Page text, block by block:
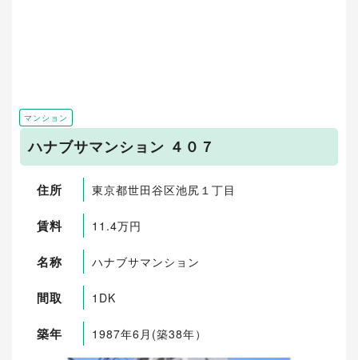
マンション
ハナブサマンション ４０７
住所 東京都世田谷区池尻１丁目
賃料 11.4万円
名称 ハナブサマンション
間取 1DK
築年 1987年6月(築38年）